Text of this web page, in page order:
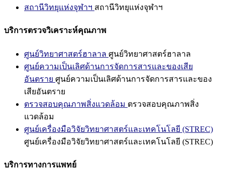
สถานีวิทยุแห่งจุฬาฯ สถานีวิทยุแห่งจุฬาฯ
บริการตรวจวิเคราะห์คุณภาพ
ศูนย์วิทยาศาสตร์ฮาลาล ศูนย์วิทยาศาสตร์ฮาลาล
ศูนย์ความเป็นเลิศด้านการจัดการสารและของเสีย
อันตราย ศูนย์ความเป็นเลิศด้านการจัดการสารและของ
เสียอันตราย
ตรวจสอบคุณภาพสิ่งแวดล้อม ตรวจสอบคุณภาพสิ่ง
แวดล้อม
ศูนย์เครื่องมือวิจัยวิทยาศาสตร์และเทคโนโลยี (STREC)
ศูนย์เครื่องมือวิจัยวิทยาศาสตร์และเทคโนโลยี (STREC)
บริการทางการแพทย์